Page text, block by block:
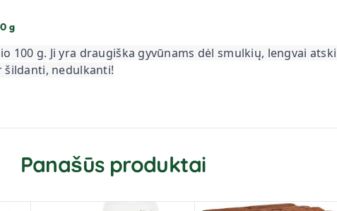
g
100 g. Ji yra draugiška gyvūnams dėl smulkių, lengvai
šildanti, nedulkanti!
Panašūs produktai